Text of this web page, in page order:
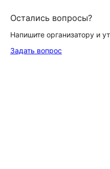
Остались вопросы?
Напишите организатору и
Задать вопрос